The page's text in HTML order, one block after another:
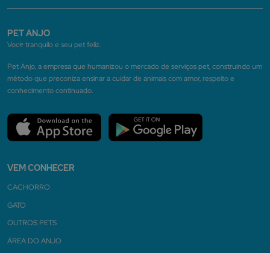
PET ANJO
Você tranquilo e seu pet feliz.
Pet Anjo, a empresa que humanizou o mercado de serviços pet, construindo um
método que preconiza ensinar a cuidar de animais com amor, respeito e
conhecimento continuado.
VEM CONHECER
CACHORRO
GATO
OUTROS PETS
ÁREA DO ANJO